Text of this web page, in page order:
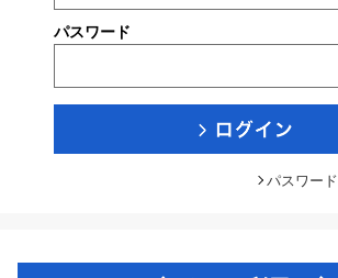
パスワード
パスワー